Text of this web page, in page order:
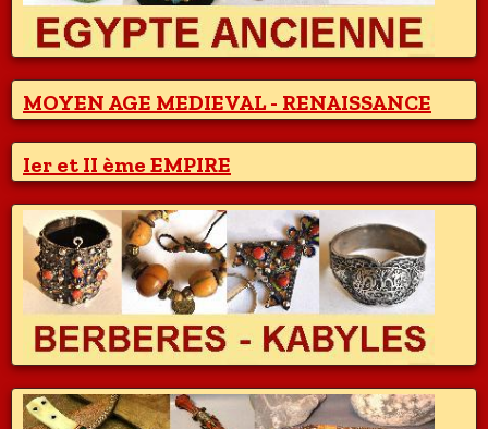
MOYEN AGE MEDIEVAL - RENAISSANCE
Ier et II ème EMPIRE